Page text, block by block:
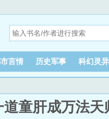
言情 历史军事 科幻灵异
道童肝成万法天